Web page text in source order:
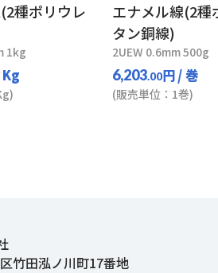
種ポリウレ
1kg
エナメル線(2種
タン銅線)
2UEW 0.6mm 500g
6,203.00円/ 巻
(販売単位：1巻)
竹田泓ノ川町17番地